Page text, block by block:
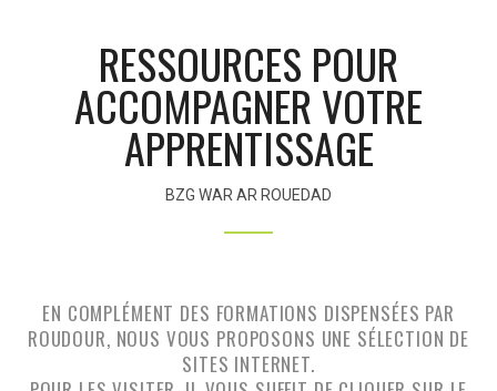
RESSOURCES POUR
ACCOMPAGNER VOTRE
APPRENTISSAGE
BZG WAR AR ROUEDAD
EN COMPLÉMENT DES FORMATIONS DISPENSÉES PAR
ROUDOUR, NOUS VOUS PROPOSONS UNE SÉLECTION DE
SITES INTERNET.